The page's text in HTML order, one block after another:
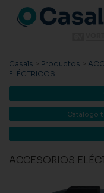
Casals > Productos >
ELÉCTRICOS
Catálogo
ACCESORIOS